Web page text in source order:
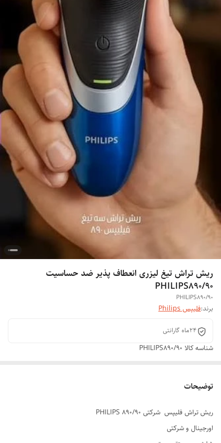
ریش تراش تیغ لیزری انعطاف پذیر ضد حساسیت
PHILIPS890/90
PHILIPS890/90
برند:فلیپس Philips
24ماه گارانتی
شناسه کالا PHILIPS890/90
توضیحات
ریش تراش فلیپس شرکتی PHILIPS 890/90
اورجینال و شرکتی